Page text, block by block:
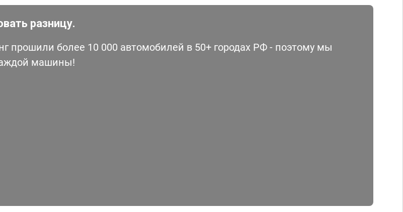
разницу.
прошили более 10 000 автомобилей в 50+ городах РФ - поэтому мы
машины!